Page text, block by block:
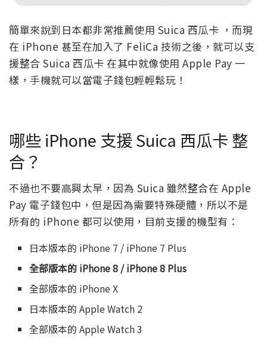
簡單來說到日本都非常推薦使用 Suica 西瓜卡 ，而現
在 iPhone 甚至在加入了 FeliCa 技術之後，就可以支
援整合 Suica 西瓜卡 在其中就像使用 Apple Pay 一
樣，手機就可以當電子錢包輕輕鬆玩！
哪些 iPhone 支援 Suica 西瓜卡 整
合？
不過也不要高興太早，因為 Suica 雖然整合在 Apple
Pay 電子錢包中，但是因為需要特殊硬體，所以不是
所有的 iPhone 都可以使用，目前支援的機型有：
日本版本的 iPhone 7 / iPhone 7 Plus
全部版本的 iPhone 8 / iPhone 8 Plus
全部版本的 iPhone X
日本版本的 Apple Watch 2
全部版本的 Apple Watch 3